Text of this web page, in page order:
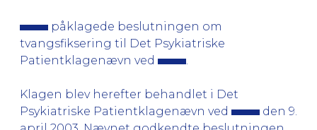
påklagede beslutningen om
tvangsfiksering til Det Psykiatriske
Patientklagenævn ved
Klagen blev herefter behandlet i Det
Psykiatriske Patientklagenævn ved
den 9.